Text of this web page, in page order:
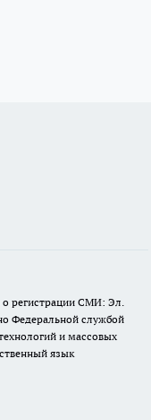
о регистрации СМИ: Эл.
Федеральной службой
и массовых
язык